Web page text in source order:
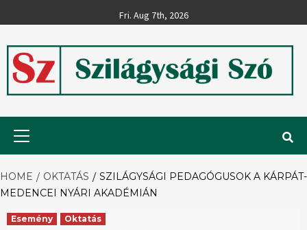
to
Fri. Aug 7th, 2026
Szilágysági
Szó
HOME OKTATÁS
SZILÁGYSÁGI PEDAGÓGUSOK A KÁRPÁT-
MEDENCEI NYÁRI AKADÉMIÁN
Esemény Oktatás